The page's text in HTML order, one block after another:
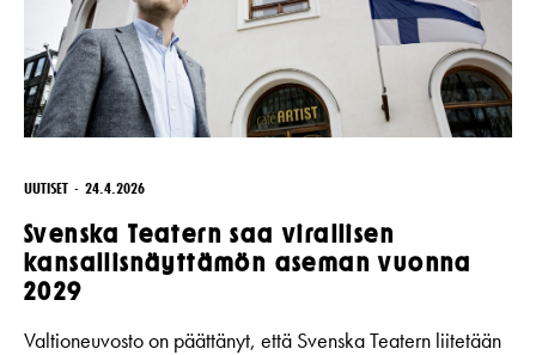
UUTISET 24.4.2026
Svenska Teatern saa virallisen
kansallisnäyttämön aseman vuonna
2029
Valtioneuvosto on päättänyt, että Svenska Teatern liitetään